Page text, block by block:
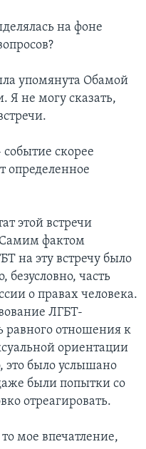
на фоне
упомянута Обамой
Я не могу сказать,
событие скорее
определенное
этой встречи
Самим фактом
на эту встречу было
безусловно, часть
о правах человека.
ЛГБТ-
равного отношения к
ориентации
это было услышано
были попытки со
отреагировать.
мое впечатление,